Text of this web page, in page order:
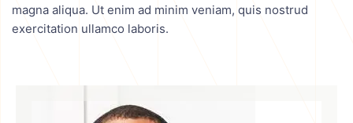
magna aliqua. Ut enim ad minim veniam, quis nostrud
exercitation ullamco laboris.